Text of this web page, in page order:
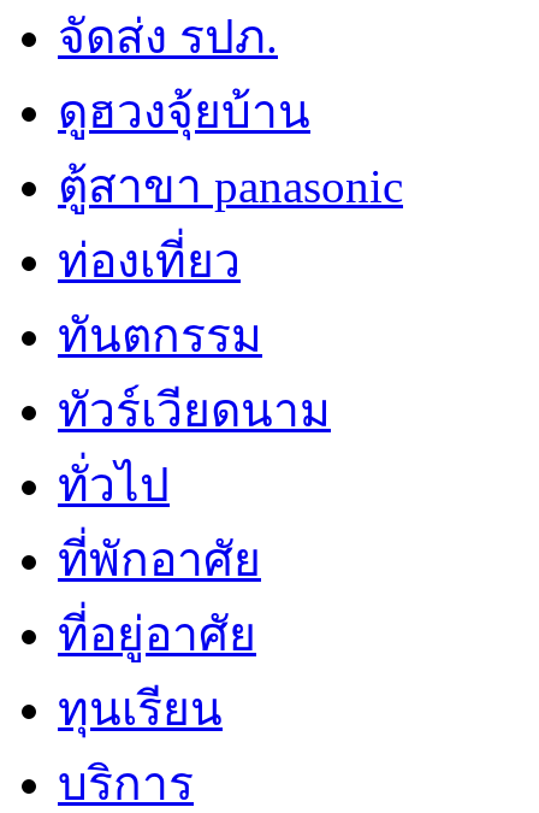
จัดส่ง รปภ.
ดูฮวงจุ้ยบ้าน
ตู้สาขา panasonic
ท่องเที่ยว
ทันตกรรม
ทัวร์เวียดนาม
ทั่วไป
ที่พักอาศัย
ที่อยู่อาศัย
ทุนเรียน
บริการ